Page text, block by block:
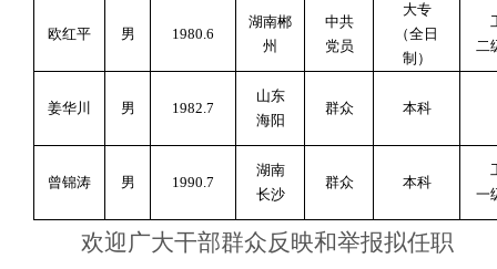
欧红平 男 1980.6
湖南郴
州
中共
党员
大专
（全日
制）
二
姜华川 男 1982.7
山东
海阳
群众 本科
曾锦涛 男 1990.7
湖南
长沙
群众 本科
一
欢迎广大干部群众反映和举报拟任职